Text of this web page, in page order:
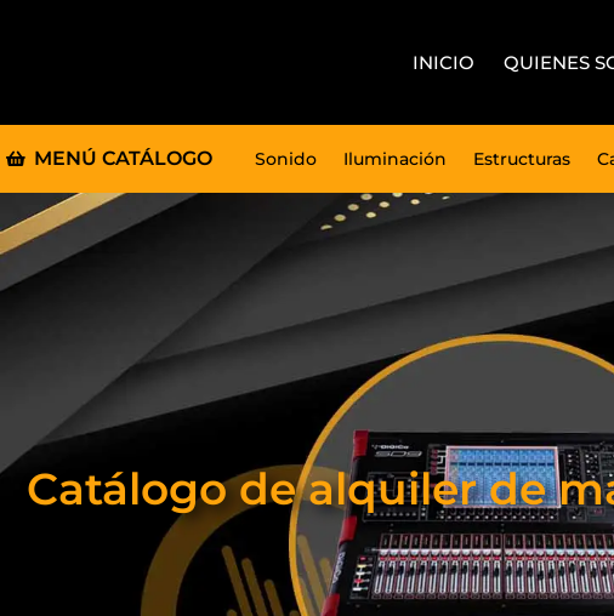
INICIO QUIENES
MENÚ CATÁLOGO Sonido Iluminación Estructuras
Catálogo de alquiler de